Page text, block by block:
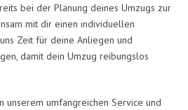
bei der Planung deines Umzugs zur
mit dir einen individuellen
Zeit für deine Anliegen und
damit dein Umzug reibungslos
unserem umfangreichen Service und